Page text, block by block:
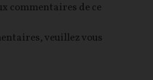
commentaires de ce
veuillez vous